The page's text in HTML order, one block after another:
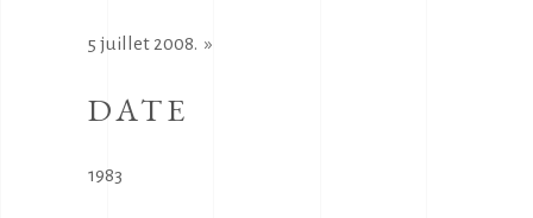
5 juillet 2008. »
DATE
1983